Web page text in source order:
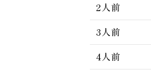
2人前
3人前
4人前